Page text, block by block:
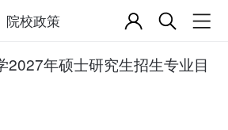
院校政策
2027年硕士研究生招生专业目